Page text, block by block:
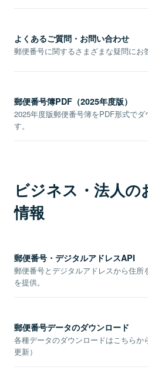
よくあるご質問・お問い合わせ
郵便番号に関するさまざまな疑問にお
郵便番号簿PDF（2025年度版）
2025年度版郵便番号簿をPDF形式でダ
す。
ビジネス・法人の
情報
郵便番号・デジタルアドレスAPI
郵便番号とデジタルアドレスから住所
を提供。
郵便番号データのダウンロード
各種データのダウンロードはこちらか
更新）